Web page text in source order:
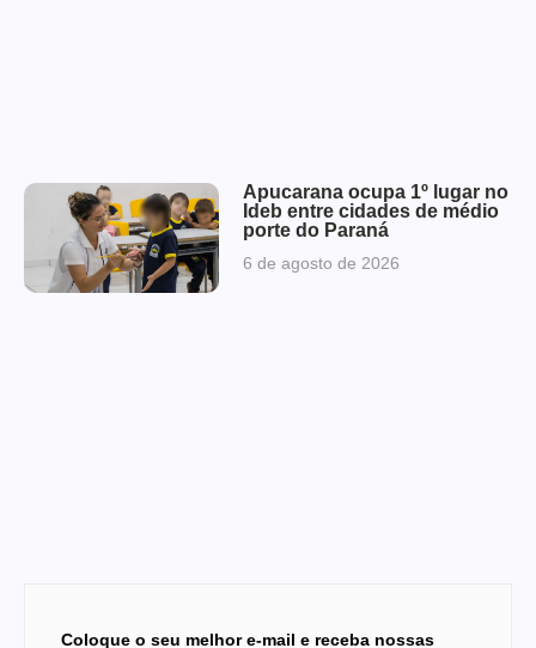
Apucarana ocupa 1º lugar no
Ideb entre cidades de médio
porte do Paraná
6 de agosto de 2026
Coloque o seu melhor e-mail e receba nossas